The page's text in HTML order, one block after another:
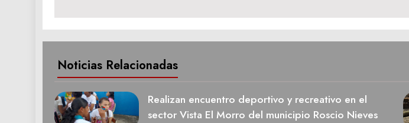
entradas
Noticias Relacionadas
Realizan encuentro deportivo y recreativo en el
sector Vista El Morro del municipio Roscio Nieves